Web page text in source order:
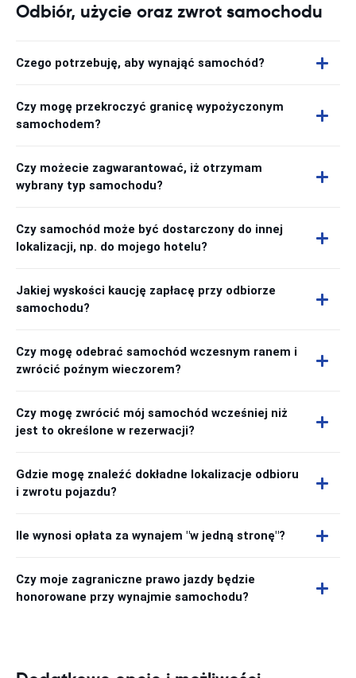
Odbiór, użycie oraz zwrot samochodu
Czego potrzebuję, aby wynająć samochód?
Czy mogę przekroczyć granicę wypożyczonym
samochodem?
Czy możecie zagwarantować, iż otrzymam
wybrany typ samochodu?
Czy samochód może być dostarczony do innej
lokalizacji, np. do mojego hotelu?
Jakiej wyskości kaucję zapłacę przy odbiorze
samochodu?
Czy mogę odebrać samochód wczesnym ranem i
zwrócić poźnym wieczorem?
Czy mogę zwrócić mój samochód wcześniej niż
jest to określone w rezerwacji?
Gdzie mogę znaleźć dokładne lokalizacje odbioru
i zwrotu pojazdu?
Ile wynosi opłata za wynajem "w jedną stronę"?
Czy moje zagraniczne prawo jazdy będzie
honorowane przy wynajmie samochodu?